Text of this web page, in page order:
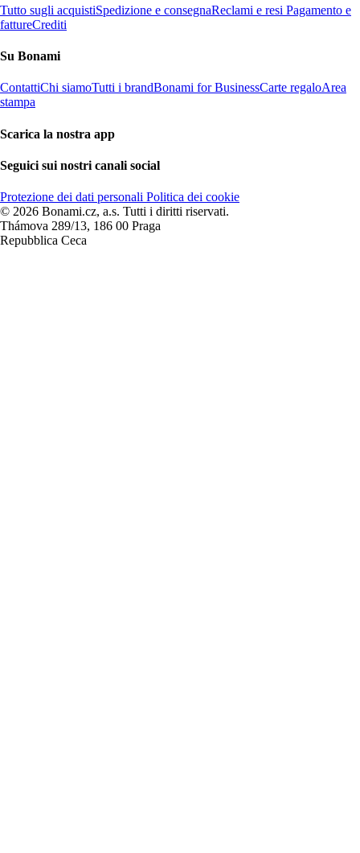
Tutto sugli acquistiSpedizione e consegnaReclami e resi Pagamento e
fattureCrediti
Su Bonami
ContattiChi siamoTutti i brandBonami for BusinessCarte regaloArea
stampa
Scarica la nostra app
Seguici sui nostri canali social
Protezione dei dati personali Politica dei cookie
© 2026 Bonami.cz, a.s. Tutti i diritti riservati.
Thámova 289/13, 186 00 Praga
Repubblica Ceca